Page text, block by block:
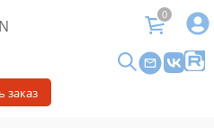
0
заказ